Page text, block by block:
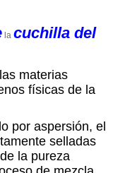
la cuchilla del
materias
físicas de la
por aspersión, el
selladas
la pureza